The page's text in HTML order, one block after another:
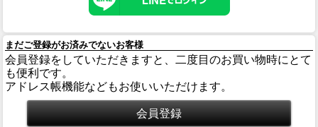
まだご登録がお済みでないお客様
会員登録をしていただきますと、二度目のお買い物時にとて
も便利です。
アドレス帳機能などもお使いいただけます。